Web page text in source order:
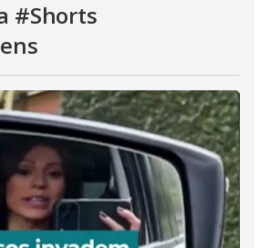
#Shorts